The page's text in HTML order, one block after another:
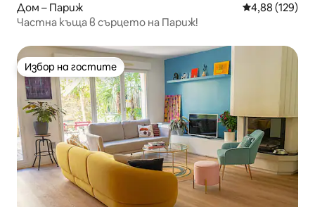
Дом – Париж Средна
4,88 (129)
Частна къща в сърцето на Париж!
Избор на гостите
Избор на гостите